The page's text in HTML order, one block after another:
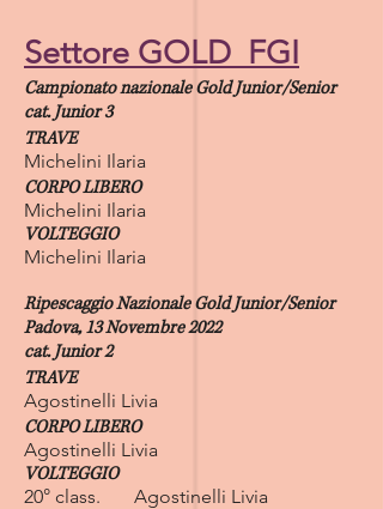
Settore GOLD FGI
Campionato nazionale Gold Junior/Senior
cat. Junior 3
TRAVE
Michelini Ilaria
CORPO LIBERO
Michelini Ilaria
VOLTEGGIO
Michelini Ilaria
Ripescaggio Nazionale Gold Junior/Senior
Padova, 13 Novembre 2022
cat. Junior 2
TRAVE
Agostinelli Livia
CORPO LIBERO
Agostinelli Livia
VOLTEGGIO
20° class. Agostinelli Livia